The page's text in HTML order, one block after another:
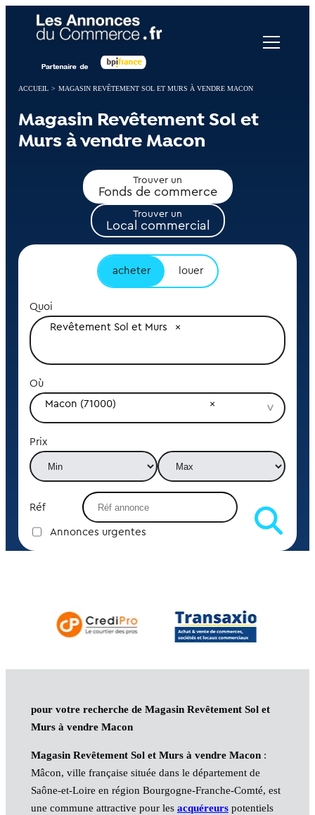
ACCUEIL > MAGASIN REVÊTEMENT SOL ET MURS À VENDRE MACON
Magasin Revêtement Sol et
Murs à vendre Macon
Trouver un
Fonds de commerce
Trouver un
Local commercial
acheter louer
Quoi
Revêtement Sol et Murs
Où
Macon (71000)
Prix
Réf
Annonces urgentes
pour votre recherche de Magasin Revêtement Sol et
Murs à vendre Macon
Magasin Revêtement Sol et Murs à vendre Macon:
Mâcon, ville française située dans le département de
Saône-et-Loire en région Bourgogne-Franche-Comté, est
une commune attractive pour les acquéreurspotentiels
Panneau de gestion des cookies